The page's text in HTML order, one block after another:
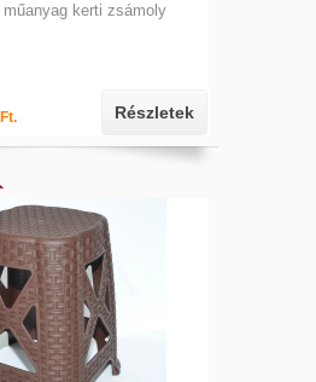
kerti zsámoly
Részletek